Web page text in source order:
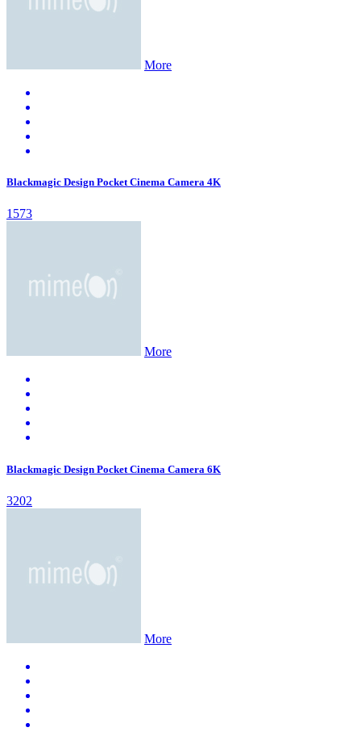
More
Blackmagic Design Pocket Cinema Camera 4K
1573
More
Blackmagic Design Pocket Cinema Camera 6K
3202
More